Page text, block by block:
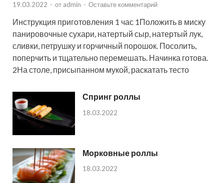
19.03.2022 - от admin - Оставьте комментарий
Инструкция приготовления 1 час 1Положить в миску
панировочные сухари, натертый сыр, натертый лук,
сливки, петрушку и горчичный порошок. Посолить,
поперчить и тщательно перемешать. Начинка готова.
2На столе, присыпанном мукой, раскатать тесто
Спринг роллы
18.03.2022
Морковные роллы
18.03.2022